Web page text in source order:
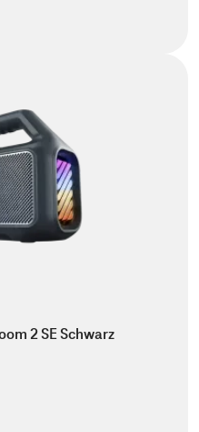
2 SE Schwarz